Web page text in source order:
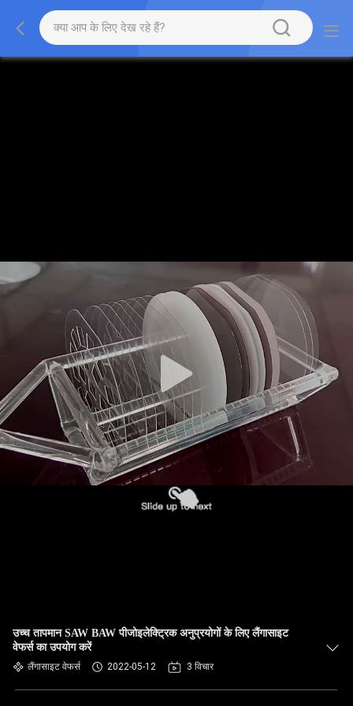
उच्च तापमान SAW BAW पीजोइलेक्ट्रिक अनुप्रयोगों के लिए लैंगासाइट
वेफर्स का उपयोग करें
लैंगासाइट वेफर्स 2022-05-12 3 विचार